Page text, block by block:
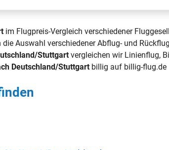
im Flugpreis-Vergleich verschiedener
Auswahl verschiedener Abflug- und
Stuttgart vergleichen wir Linienflug,
Deutschland/Stuttgart billig auf billig-flug.de